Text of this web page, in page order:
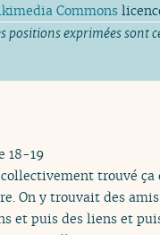
Commons
exprimées sont
18-19
trouvé
On y trouvait des
et puis des liens et